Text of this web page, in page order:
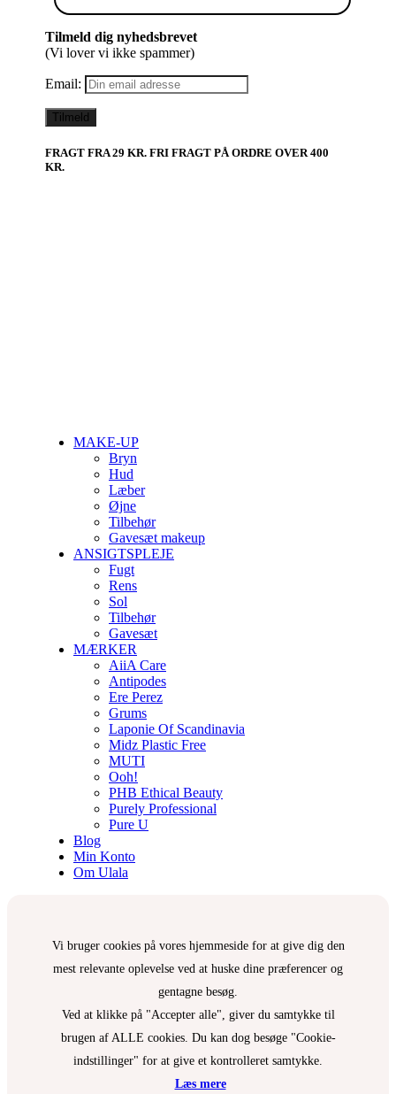
Tilmeld dig nyhedsbrevet
(Vi lover vi ikke spammer)
Email:
FRAGT FRA 29 KR. FRI FRAGT PÅ ORDRE OVER 400
KR.
Close
MAKE-UP
Bryn
Hud
Læber
Øjne
Tilbehør
Gavesæt makeup
ANSIGTSPLEJE
Fugt
Rens
Sol
Tilbehør
Gavesæt
MÆRKER
AiiA Care
Antipodes
Ere Perez
Grums
Laponie Of Scandinavia
Midz Plastic Free
MUTI
Ooh!
PHB Ethical Beauty
Purely Professional
Pure U
Blog
Min Konto
Om Ulala
Vi bruger cookies på vores hjemmeside for at give dig den
mest relevante oplevelse ved at huske dine præferencer og
gentagne besøg.
Ved at klikke på "Accepter alle", giver du samtykke til
brugen af ALLE cookies. Du kan dog besøge "Cookie-
indstillinger" for at give et kontrolleret samtykke.
Læs mere